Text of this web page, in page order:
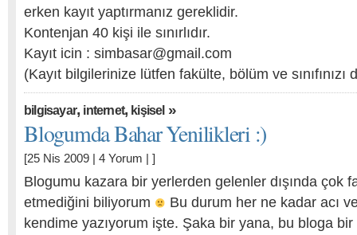
erken kayıt yaptırmanız gereklidir.
Kontenjan 40 kişi ile sınırlıdır.
Kayıt icin : simbasar@gmail.com
(Kayıt bilgilerinize lütfen fakülte, bölüm ve sınıfınızı
bilgisayar, i̇nternet, kişisel»
Blogumda Bahar Yenilikleri :)
[25 Nis 2009 | 4 Yorum | ]
Blogumu kazara bir yerlerden gelenler dışında çok
etmediğini biliyorum
Bu durum her ne kadar acı
kendime yazıyorum işte. Şaka bir yana, bu bloga